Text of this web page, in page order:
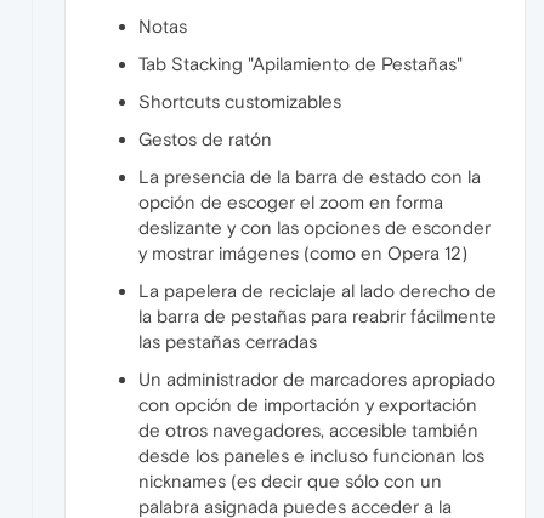
Notas
Tab Stacking "Apilamiento de Pestañas"
Shortcuts customizables
Gestos de ratón
La presencia de la barra de estado con la
opción de escoger el zoom en forma
deslizante y con las opciones de esconder
y mostrar imágenes (como en Opera 12)
La papelera de reciclaje al lado derecho de
la barra de pestañas para reabrir fácilmente
las pestañas cerradas
Un administrador de marcadores apropiado
con opción de importación y exportación
de otros navegadores, accesible también
desde los paneles e incluso funcionan los
nicknames (es decir que sólo con un
palabra asignada puedes acceder a la